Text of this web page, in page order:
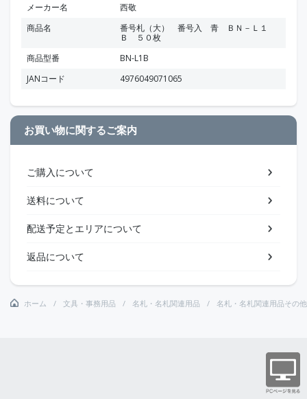
メーカー名
西敬
商品名
番号札（大） 番号入 青 ＢＮ－Ｌ１
Ｂ ５０枚
商品型番
BN-L1B
JANコード
4976049071065
お買い物に関するご案内
ご購入について
送料について
配送予定とエリアについて
返品について
ホーム 文具・事務用品 名札・名札関連用品 名札・名札関連用品その他